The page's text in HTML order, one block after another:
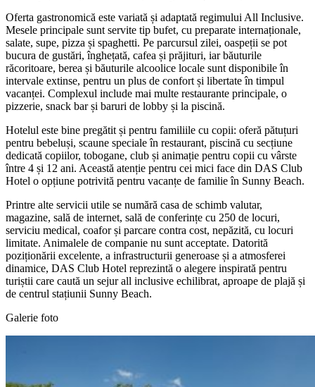
Oferta gastronomică este variată și adaptată regimului All Inclusive.
Mesele principale sunt servite tip bufet, cu preparate internaționale,
salate, supe, pizza și spaghetti. Pe parcursul zilei, oaspeții se pot
bucura de gustări, înghețată, cafea și prăjituri, iar băuturile
răcoritoare, berea și băuturile alcoolice locale sunt disponibile în
intervale extinse, pentru un plus de confort și libertate în timpul
vacanței. Complexul include mai multe restaurante principale, o
pizzerie, snack bar și baruri de lobby și la piscină.
Hotelul este bine pregătit și pentru familiile cu copii: oferă pătuțuri
pentru bebeluși, scaune speciale în restaurant, piscină cu secțiune
dedicată copiilor, tobogane, club și animație pentru copii cu vârste
între 4 și 12 ani. Această atenție pentru cei mici face din DAS Club
Hotel o opțiune potrivită pentru vacanțe de familie în Sunny Beach.
Printre alte servicii utile se numără casa de schimb valutar,
magazine, sală de internet, sală de conferințe cu 250 de locuri,
serviciu medical, coafor și parcare contra cost, nepăzită, cu locuri
limitate. Animalele de companie nu sunt acceptate. Datorită
poziționării excelente, a infrastructurii generoase și a atmosferei
dinamice, DAS Club Hotel reprezintă o alegere inspirată pentru
turiștii care caută un sejur all inclusive echilibrat, aproape de plajă și
de centrul stațiunii Sunny Beach.
Galerie foto